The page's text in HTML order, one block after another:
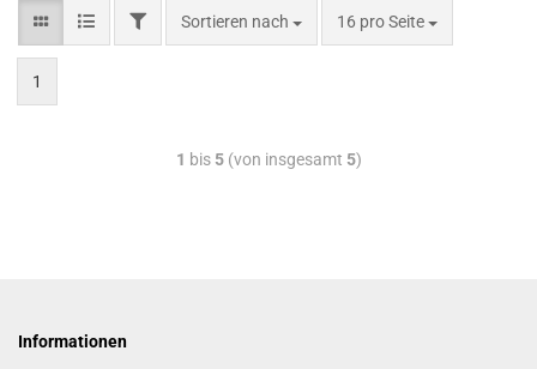
Sortieren nach 16 pro Seite
1
1 bis 5(von insgesamt 5)
Informationen